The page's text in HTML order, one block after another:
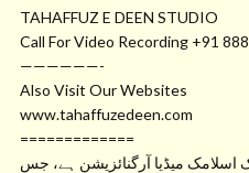
TAHAFFUZ E DEEN STUDIO
Call For Video Recording +91
——————-
Also Visit Our Websites
www.tahaffuzedeen.com
=============
میڈیا آرگنائزیشن ہے، جس